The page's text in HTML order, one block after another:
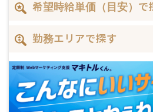
希望時給単価（目安）で
勤務エリアで探す